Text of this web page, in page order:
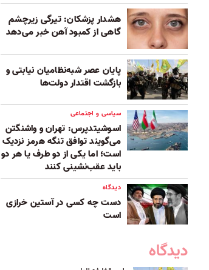
هشدار پزشکان: تیرگی زیرچشم
گاهی از کمبود آهن خبر می‌دهد
پایان عصر شبه‌نظامیان نیابتی و
بازگشت اقتدار دولت‌ها
سیاسی و اجتماعی
اسوشیتدپرس: تهران و واشنگتن
می‌گویند توافق تنگه هرمز نزدیک
است؛ اما یکی از دو طرف یا هر دو
باید عقب‌نشینی کنند
دیدگاه
دست چه کسی در آستین خرازی
است
دیدگاه